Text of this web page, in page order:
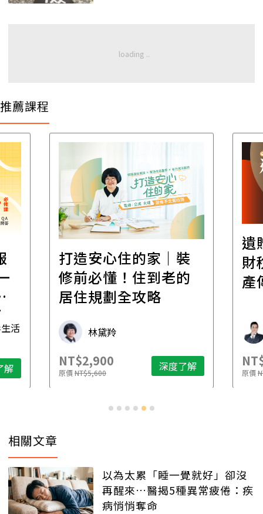
推薦課程
活
解
打造安心住的家｜裝
修前必懂！住到老的
居住規劃全攻略
林黛羚
NT$2,900
原價NT$5,600 深度了解
遺
財
產
原價
相關文章
以為太累「睡一覺就好」卻沒
再醒來…醫揭5種異常疲倦：疾
病悄悄奪命